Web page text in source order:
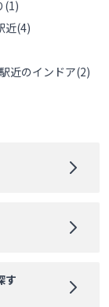
(1)
近(4)
駅近のインドア(2)
す